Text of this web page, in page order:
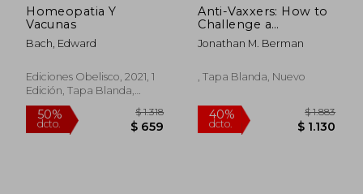
Homeopatia Y
Vacunas
Bach, Edward
Ediciones Obelisco, 2021, 1
Edición, Tapa Blanda,
Nuevo
Anti-Vaxxers: How to
Challenge a
Misinformed
Movement
Jonathan M. Berman
, Tapa Blanda, Nuevo